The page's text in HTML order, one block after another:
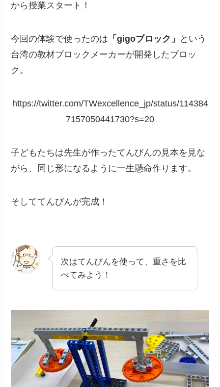
から授業スタート！
今回の体験で使ったのは 「gigoブロック」
という
台湾の教材ブロックメーカーが開発したブロッ
ク。
https://twitter.com/TWexcellence_jp/status/114384
7157050441730?s=20
子どもたちは先生が作ったてんびんの見本を見な
がら、同じ形になるように一生懸命作ります。
そしててんびんが完成！
次はてんびんを使って、重さを比
べてみよう！